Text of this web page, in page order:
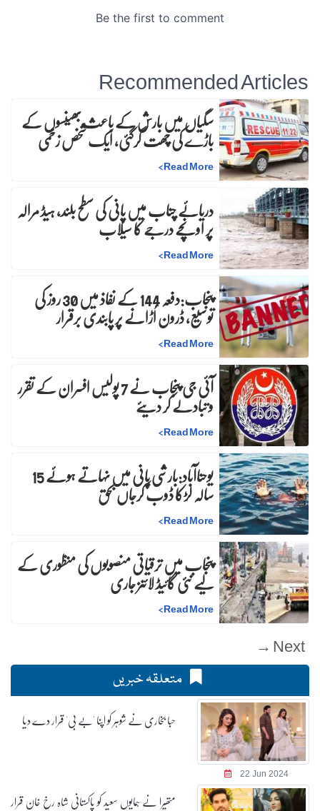
Recommended Articles
سگیاں میں بارش کے باعث بھینسوں کے
باڑے کی چھت گرگئی، ایک شخص زخمی
Read More
>
دریائے چناب میں پانی کی سطح بلند، ہیڈ مرالہ
پر اونچے درجے کا سیلاب
Read More
>
پنجاب:دفعہ 144 کے نفاذ میں 30 روز کیتوسیع، ڈرون اُڑانے پر پابندی برقرار
Read More
>
آئی جی پنجاب نے 7 پولیس افسران کے تقرر و تبادلے کر دیئے
Read More
>
یوحناآباد:بارشی پانی میں نہاتے ہوئے 15 سالہ لڑکا ڈوب کرجاں بحق
Read More
>
پنجاب میں ترقیاتی منصوبوں کی منظوری کے
لیے نئی گائیڈ لائنز جاری
Read More
>
Next →
متعلقہ خبریں
22 Jun 2024
حبا بخاری نے شوہر کو اپنا 'بے بی' قرار دے دیا
متھیرا نے ہمایوں سعید کو پاکستانی شاہ رخ خان قرار